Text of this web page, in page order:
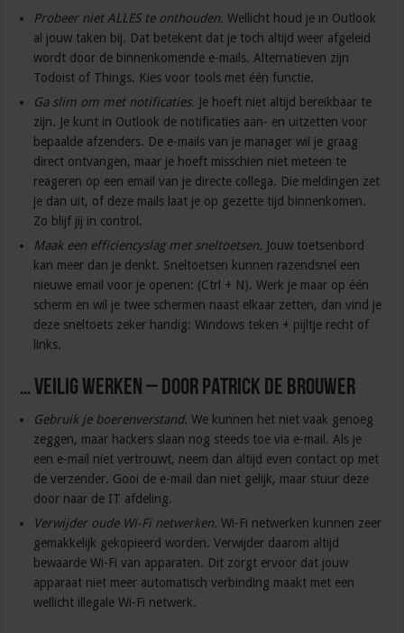
Probeer niet ALLES te onthouden. Wellicht houd je in Outlook
al jouw taken bij. Dat betekent dat je toch altijd weer afgeleid
wordt door de binnenkomende e-mails. Alternatieven zijn
Todoist of Things. Kies voor tools met één functie.
Ga slim om met notificaties. Je hoeft niet altijd bereikbaar te
zijn. Je kunt in Outlook de notificaties aan- en uitzetten voor
bepaalde afzenders. De e-mails van je manager wil je graag
direct ontvangen, maar je hoeft misschien niet meteen te
reageren op een email van je directe collega. Die meldingen zet
je dan uit, of deze mails laat je op gezette tijd binnenkomen.
Zo blijf jij in control.
Maak een efficiencyslag met sneltoetsen. Jouw toetsenbord
kan meer dan je denkt. Sneltoetsen kunnen razendsnel een
nieuwe email voor je openen: (Ctrl + N). Werk je maar op één
scherm en wil je twee schermen naast elkaar zetten, dan vind je
deze sneltoets zeker handig: Windows teken + pijltje recht of
links.
… veilig werken – door Patrick de Brouwer
Gebruik je boerenverstand. We kunnen het niet vaak genoeg
zeggen, maar hackers slaan nog steeds toe via e-mail. Als je
een e-mail niet vertrouwt, neem dan altijd even contact op met
de verzender. Gooi de e-mail dan niet gelijk, maar stuur deze
door naar de IT afdeling.
Verwijder oude Wi-Fi netwerken. Wi-Fi netwerken kunnen zeer
gemakkelijk gekopieerd worden. Verwijder daarom altijd
bewaarde Wi-Fi van apparaten. Dit zorgt ervoor dat jouw
apparaat niet meer automatisch verbinding maakt met een
wellicht illegale Wi-Fi netwerk.